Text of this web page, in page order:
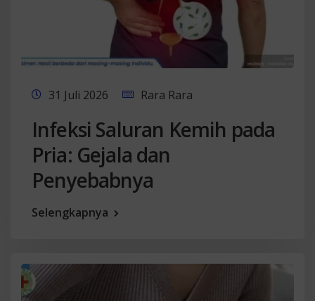
31 Juli 2026 Rara Rara
Infeksi Saluran Kemih pada
Pria: Gejala dan
Penyebabnya
Selengkapnya